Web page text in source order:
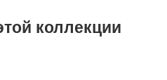
коллекции